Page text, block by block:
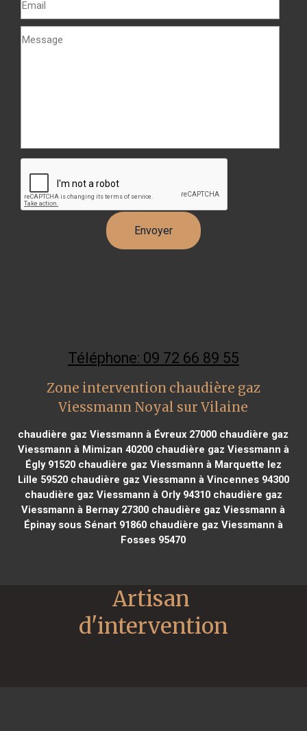
Téléphone: 09 72 66 89 55
Zone intervention chaudière gaz
Viessmann Noyal sur Vilaine
chaudière gaz Viessmann à Évreux 27000 chaudière gaz
Viessmann à Mimizan 40200chaudière gaz Viessmann à
Égly 91520chaudière gaz Viessmann à Marquette lez
Lille 59520chaudière gaz Viessmann à Vincennes 94300
chaudière gaz Viessmann à Orly 94310chaudière gaz
Viessmann à Bernay 27300 chaudière gaz Viessmann à
Épinay sous Sénart 91860chaudière gaz Viessmann à
Fosses 95470
Artisan
d'intervention